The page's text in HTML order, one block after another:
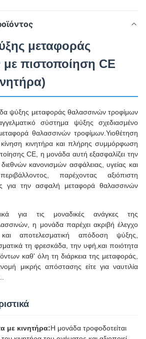
μεταφοράς
πιστοποίηση CE
ψύξης μεταφοράς θαλασσινών τροφίμων
σύστημα ψύξης σχεδιασμένο
θαλασσινών τροφίμων.Υιοθέτηση
κίνηση κινητήρα και πλήρης συμμόρφωση
CE, η μονάδα αυτή εξασφαλίζει την
κανονισμών ασφάλειας, υγείας και
παρέχοντας αξιόπιστη
για την ασφαλή μεταφορά θαλασσινών
για τις μοναδικές ανάγκες της
η μονάδα παρέχει ακριβή έλεγχο
αποτελεσματική απόδοση ψύξης,
τη φρεσκάδα, την υφή,και ποιότητα
καθ' όλη τη διάρκεια της μεταφοράς,
μικρής απόστασης είτε για ναυτιλία
με κινητήρα:Η μονάδα τροφοδοτείται